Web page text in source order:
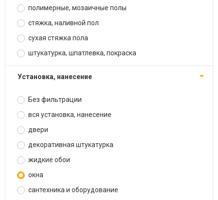
полимерные, мозаичные полы
стяжка, наливной пол
сухая стяжка пола
штукатурка, шпатлевка, покраска
установка, нанесение
Без фильтрации
вся установка, нанесение
двери
декоративная штукатурка
жидкие обои
окна
сантехника и оборудование